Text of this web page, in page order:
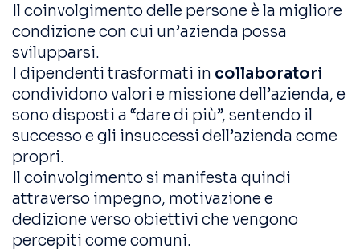
Il coinvolgimento delle persone è la migliore
condizione con cui un’azienda possa
svilupparsi.
I dipendenti trasformati in collaboratori
condividono valori e missione dell’azienda, e
sono disposti a “dare di più”, sentendo il
successo e gli insuccessi dell’azienda come
propri.
Il coinvolgimento si manifesta quindi
attraverso impegno, motivazione e
dedizione verso obiettivi che vengono
percepiti come comuni.